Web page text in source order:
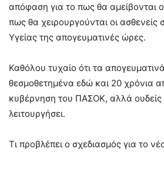
απόφαση για το πως θα αμείβονται
πως θα χειρουργούνται οι ασθενείς
Υγείας της απογευματινές ώρες.
Καθόλου τυχαίο ότι τα
θεσμοθετημένα εδώ και 20 χρόνια
κυβέρνηση του ΠΑΣΟΚ, αλλά
λειτουργήσει.
Τι προβλέπει ο σχεδιασμός για το